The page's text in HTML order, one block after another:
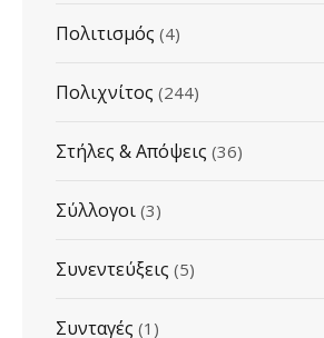
Πολιτισμός (4)
Πολιχνίτος (244)
Στήλες & Απόψεις (36)
Σύλλογοι (3)
Συνεντεύξεις (5)
Συνταγές (1)